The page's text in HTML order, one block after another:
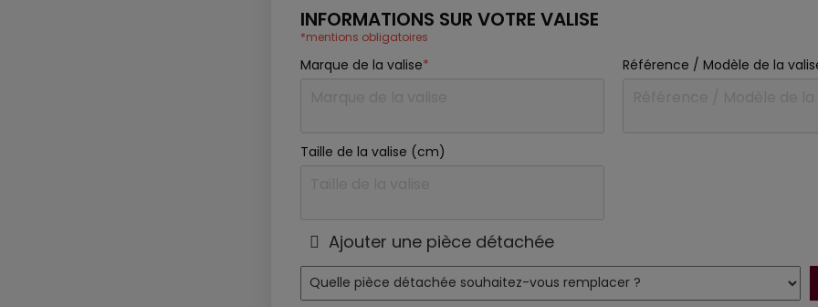
INFORMATIONS SUR VOTRE VALISE
*mentions obligatoires
Marque de la valise* Référence / Modèle de la
Taille de la valise (cm)
Ajouter une pièce détachée